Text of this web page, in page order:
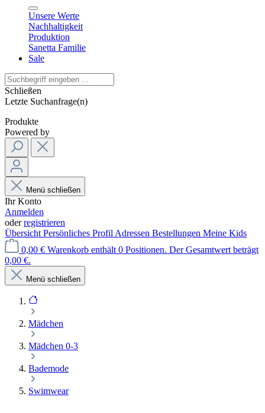
Unsere Werte
Nachhaltigkeit
Produktion
Sanetta Familie
Sale
Schließen
Letzte Suchanfrage(n)
Produkte
Powered by
Menü schließen
Ihr Konto
Anmelden
oderregistrieren
Übersicht Persönliches Profil Adressen Bestellungen Meine Kids
0,00 € Warenkorb enthält 0 Positionen. Der Gesamtwert beträgt
0,00 €.
Menü schließen
Mädchen
Mädchen 0-3
Bademode
Swimwear